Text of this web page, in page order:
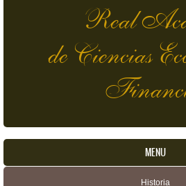
Real
de Ciencias
MENU
Historia